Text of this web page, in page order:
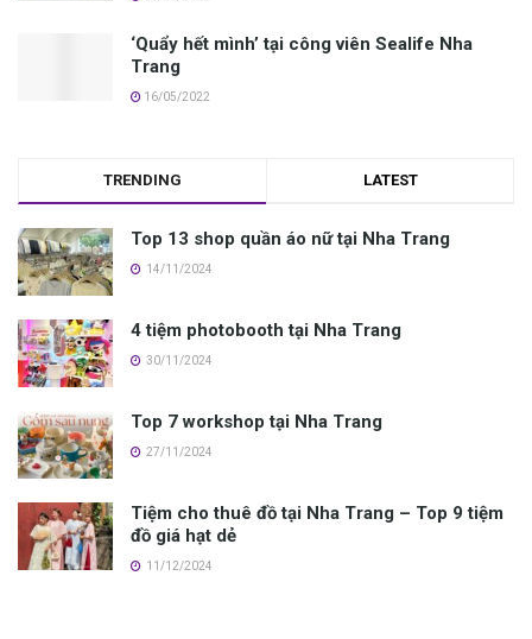
‘Quẩy hết mình’ tại công viên Sealife Nha
Trang
16/05/2022
TRENDING LATEST
Top 13 shop quần áo nữ tại Nha Trang
14/11/2024
4 tiệm photobooth tại Nha Trang
30/11/2024
Top 7 workshop tại Nha Trang
27/11/2024
Tiệm cho thuê đồ tại Nha Trang – Top 9 tiệm
đồ giá hạt dẻ
11/12/2024